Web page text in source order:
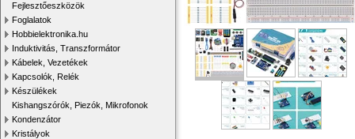
Fejlesztőeszközök
Foglalatok
Hobbielektronika.hu
Induktivitás, Transzformátor
Kábelek, Vezetékek
Kapcsolók, Relék
Készülékek
Kishangszórók, Piezók, Mikrofonok
Kondenzátor
Kristályok